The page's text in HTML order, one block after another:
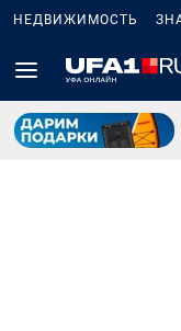
НЕДВИЖИМОСТЬ